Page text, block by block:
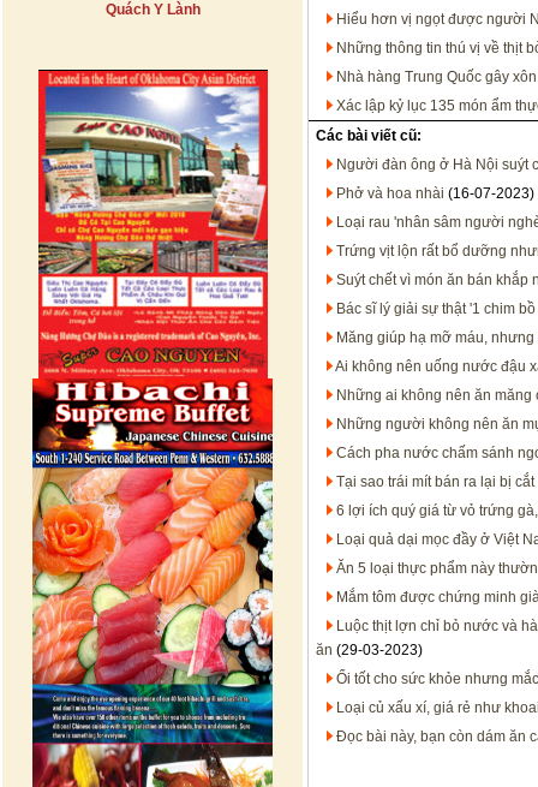
Quách Y Lành
Hiểu hơn vị ngọt được người
Những thông tin thú vị về thịt
Nhà hàng Trung Quốc gây
Xác lập kỷ lục 135 món ẩm
Các bài viết cũ:
Người đàn ông ở Hà Nội suýt
Phở và hoa nhài (16-07-2023)
Loại rau 'nhân sâm người
Trứng vịt lộn rất bổ dưỡng
Suýt chết vì món ăn bán khắp
Bác sĩ lý giải sự thật '1 chim
Măng giúp hạ mỡ máu,
Ai không nên uống nước đậu
Những ai không nên ăn măng
Những người không nên ăn
Cách pha nước chấm sánh
Tại sao trái mít bán ra lại bị
6 lợi ích quý giá từ vỏ trứng
Loại quả dại mọc đầy ở Việt
Ăn 5 loại thực phẩm này
Mắm tôm được chứng minh
Luộc thịt lợn chỉ bỏ nước và
ăn (29-03-2023)
Ổi tốt cho sức khỏe nhưng
Loại củ xấu xí, giá rẻ như
Đọc bài này, bạn còn dám ăn